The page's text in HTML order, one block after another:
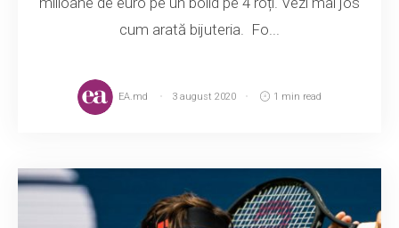
cum arată bijuteria. Fo...
EA.md 3 august 2020 1 min read